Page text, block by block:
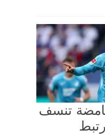
تنسف